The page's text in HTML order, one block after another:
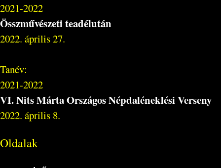
2021-2022
Összművészeti teadélután
2022. április 27.
Tanév:
2021-2022
VI. Nits Márta Országos Népdaléneklési Verseny
2022. április 8.
Oldalak